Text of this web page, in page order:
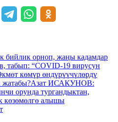
бийлик орноп, жаңы кадамдар
табып: “COVID-19 вирусун
көмүр өндүрүүчүлөрдү
жатабы?Азат ИСАКУНОВ:
орунда тургандыктан,
көзөмөлгө алышы